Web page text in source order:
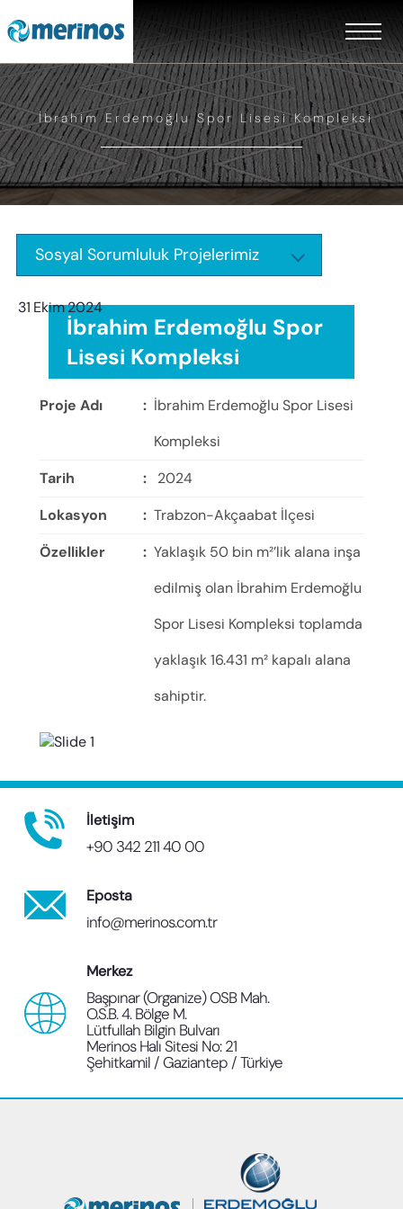
İbrahim Erdemoğlu Spor Lisesi Kompleksi
Sosyal Sorumluluk Projelerimiz
31 Ekim2024
İbrahim Erdemoğlu Spor
Lisesi Kompleksi
Proje Adı : İbrahim Erdemoğlu Spor Lisesi
Kompleksi
Tarih
:
2024
Lokasyon
: Trabzon-Akçaabat İlçesi
Özellikler
: Yaklaşık 50 bin m²’lik alana inşa
edilmiş olan İbrahim Erdemoğlu
Spor Lisesi Kompleksi toplamda
yaklaşık 16.431 m² kapalı alana
sahiptir.
Üstünsalih Sebat Gençlik Spor
sahasından oluşur.
İletişim
+90 342 211 40 00
Eposta
info@merinos.com.tr
Merkez
Başpınar (Organize) OSB Mah.
O.S.B. 4. Bölge M.
Lütfullah Bilgin Bulvarı
Merinos Halı Sitesi No: 21
Şehitkamil / Gaziantep / Türkiye